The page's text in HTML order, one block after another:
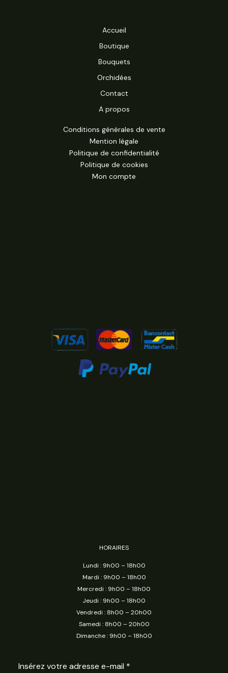
Accueil
Boutique
Bouquets
Orchidées
Contact
A propos
Conditions générales de vente
Mention légale
Politique de confidentialité
Politique de cookies
Mon compte
HORAIRES
Lundi : 9h00 – 18h00
Mardi : 9h00 – 18h00
Mercredi : 9h00 – 18h00
Jeudi : 9h00 – 18h00
Vendredi : 8h00 – 20h00
Samedi : 8h00 – 20h00
Dimanche : 9h00 – 18h00